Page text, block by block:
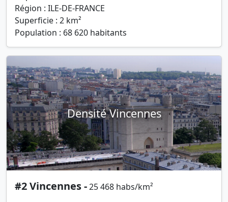
Région : ILE-DE-FRANCE
Superficie : 2 km²
Population : 68 620 habitants
Densité Vincennes
#2 Vincennes -25 468 habs/km²